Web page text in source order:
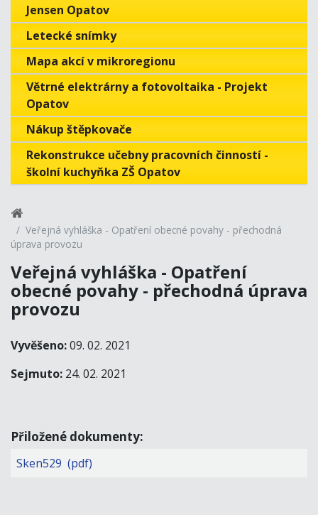
Jensen Opatov
Letecké snímky
Mapa akcí v mikroregionu
Větrné elektrárny a fotovoltaika - Projekt
Opatov
Nákup štěpkovače
Rekonstrukce učebny pracovních činností -
školní kuchyňka ZŠ Opatov
Veřejná vyhláška - Opatření obecné povahy - přechodná
úprava provozu
Veřejná vyhláška - Opatření
obecné povahy - přechodná úprava
provozu
Vyvěšeno:09. 02. 2021
Sejmuto: 24. 02. 2021
Přiložené dokumenty:
Sken529 (pdf)